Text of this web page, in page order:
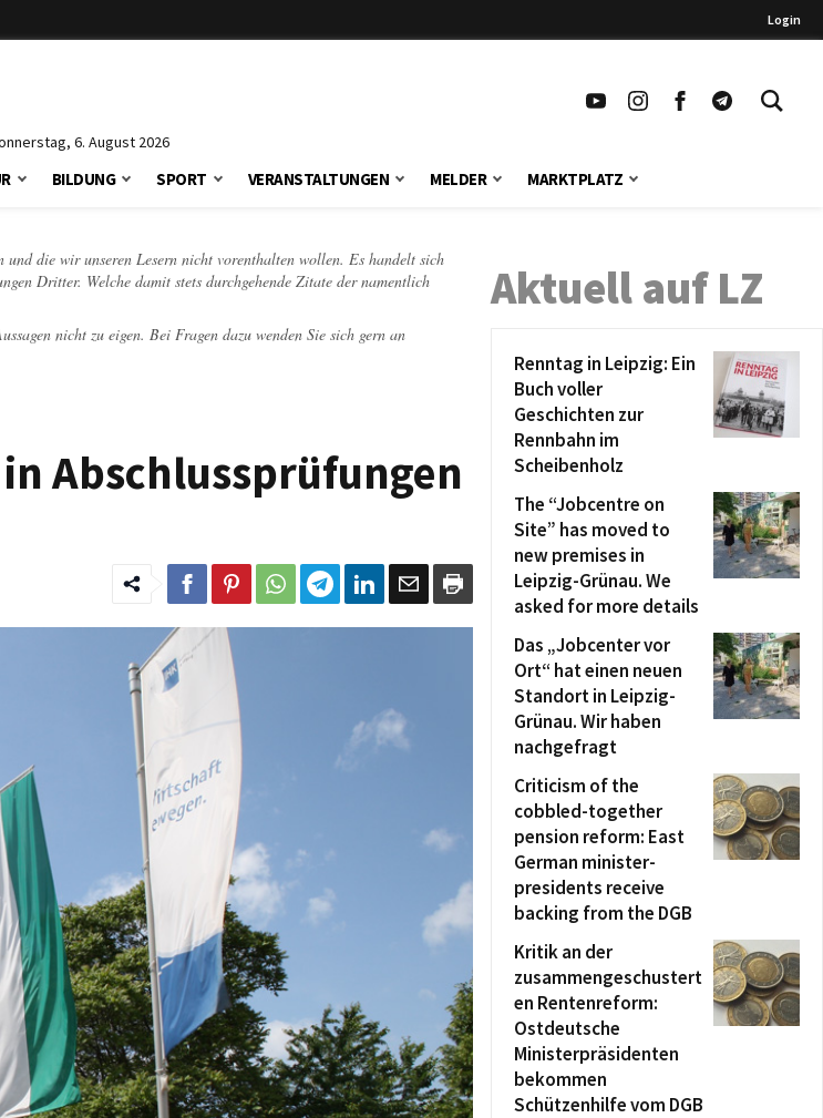
Login
6. August 2026
BILDUNG SPORT VERANSTALTUNGEN MELDER MARKTPLATZ
die wir unseren Lesern nicht vorenthalten wollen. Es handelt sich
Dritter. Welche damit stets durchgehende Zitate der namentlich
nicht zu eigen. Bei Fragen dazu wenden Sie sich gern an
Abschlussprüfungen
Aktuell auf LZ
Renntag in Leipzig: Ein
Buch voller
Geschichten zur
Rennbahn im
Scheibenholz
The “Jobcentre on
Site” has moved to
new premises in
Leipzig-Grünau. We
asked for more details
Das „Jobcenter vor
Ort“ hat einen neuen
Standort in Leipzig-
Grünau. Wir haben
nachgefragt
Criticism of the
cobbled-together
pension reform: East
German minister-
presidents receive
backing from the DGB
Kritik an der
zusammengeschustert
en Rentenreform:
Ostdeutsche
Ministerpräsidenten
bekommen
Schützenhilfe vom DGB